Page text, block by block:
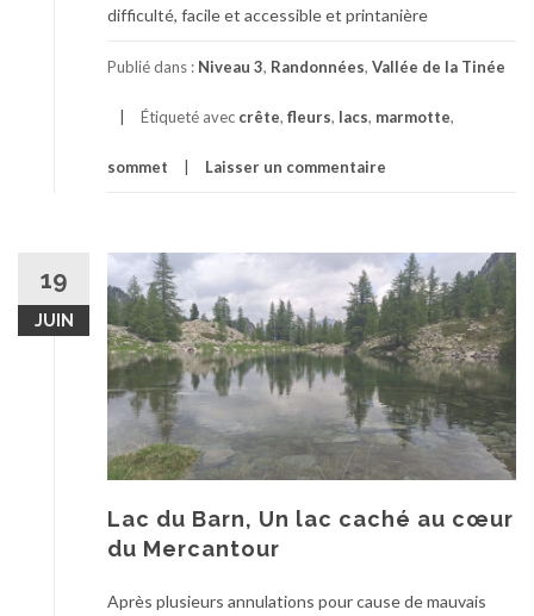
difficulté, facile et accessible et printanière
Publié dans : Niveau 3, Randonnées, Vallée de la Tinée
Étiqueté avec crête, fleurs, lacs, marmotte,
sommet Laisser un commentaire
19
JUIN
Lac du Barn, Un lac caché au cœur
du Mercantour
Après plusieurs annulations pour cause de mauvais